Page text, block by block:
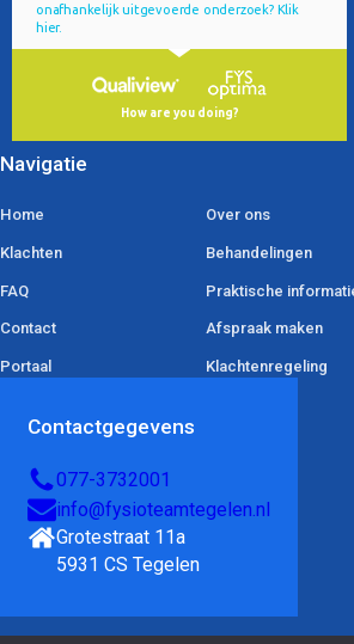
Navigatie
Home Over ons
Klachten Behandelingen
FAQ Praktische
Contact Afspraak maken
Portaal Klachtenregeling
Contactgegevens
077-3732001
info@fysioteamtegelen.nl
Grotestraat 11a
5931 CS Tegelen